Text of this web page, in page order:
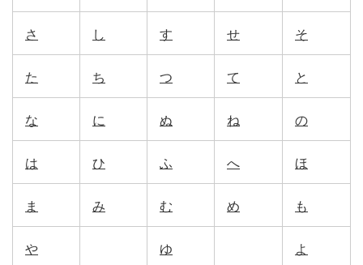
さ し す せ そ
た ち つ て と
な に ぬ ね の
は ひ ふ へ ほ
ま み む め も
や ゆ よ